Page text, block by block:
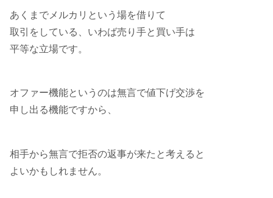
あくまでメルカリという場を借りて
取引をしている、いわば売り手と買い手は
平等な立場です。
オファー機能というのは無言で値下げ交渉を
申し出る機能ですから、
相手から無言で拒否の返事が来たと考えると
よいかもしれません。